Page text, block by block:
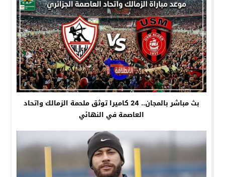
بث مباشر بالمجان.. 24 كاميرا توثق ملحمة الزمالك واتحاد
العاصمة في النهائي